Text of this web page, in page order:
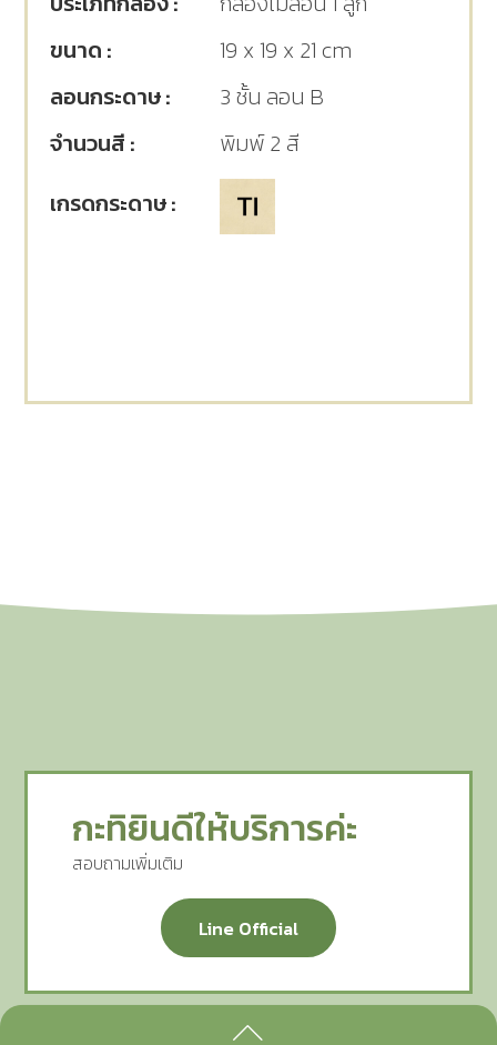
ขนาด :
19 x 19 x 21 cm
ลอนกระดาษ :
3 ชั้น ลอน B
จำนวนสี :
พิมพ์ 2 สี
เกรดกระดาษ :
กะทิยินดีให้บริการค่ะ
สอบถามเพิ่มเติม
Line Official